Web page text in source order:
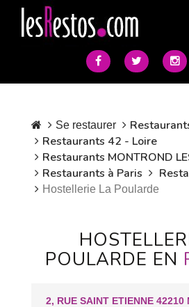
Se restaurer
Restaurants 42 - Loire
Restaurants MONTROND
Restaurants à Paris
Hostellerie La Poularde
POULARDE EN
2, RUE SAINT ETIENNE 42210